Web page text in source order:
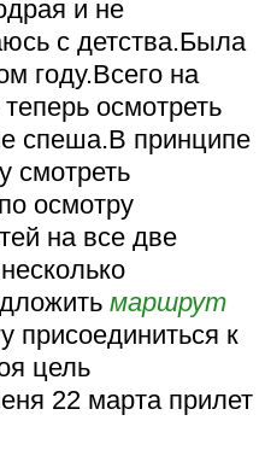
и не
с детства.Была
году.Всего на
осмотреть
спеша.В принципе
смотреть
осмотру
на все две
маршрут
присоединиться к
цель
22 марта прилет